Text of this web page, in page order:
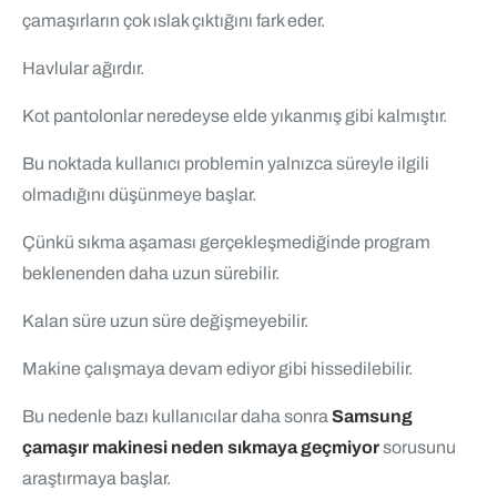
çamaşırların çok ıslak çıktığını fark eder.
Havlular ağırdır.
Kot pantolonlar neredeyse elde yıkanmış gibi kalmıştır.
Bu noktada kullanıcı problemin yalnızca süreyle ilgili
olmadığını düşünmeye başlar.
Çünkü sıkma aşaması gerçekleşmediğinde program
beklenenden daha uzun sürebilir.
Kalan süre uzun süre değişmeyebilir.
Makine çalışmaya devam ediyor gibi hissedilebilir.
Bu nedenle bazı kullanıcılar daha sonra Samsung
çamaşır makinesi neden sıkmaya geçmiyorsorusunu
araştırmaya başlar.